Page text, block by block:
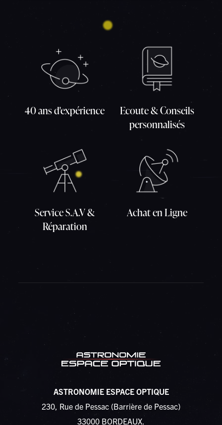
40 ans d'expérience
Ecoute & Conseils
personnalisés
Service S.A.V &
Réparation
Achat en Ligne
ASTRONOMIE ESPACE OPTIQUE
230, Rue de Pessac (Barrière de Pessac)
33000 BORDEAUX.